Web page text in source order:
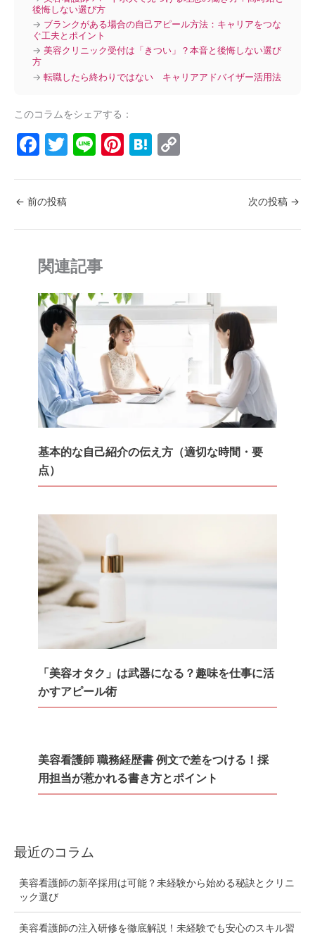
後悔しない選び方
→ ブランクがある場合の自己アピール方法：キャリアをつな
ぐ工夫とポイント
→ 美容クリニック受付は「きつい」？本音と後悔しない選び
方
→ 転職したら終わりではない キャリアアドバイザー活用法
このコラムをシェアする：
F
c
e
b
o
o
k
T
Li Pi
st
H
a Li
← 前の投稿 次の投稿 →
関連記事
基本的な自己紹介の伝え方（適切な時間・要
点）
「美容オタク」は武器になる？趣味を仕事に活
かすアピール術
美容看護師 職務経歴書 例文で差をつける！採
用担当が惹かれる書き方とポイント
最近のコラム
美容看護師の新卒採用は可能？未経験から始める秘訣とクリニ
ック選び
美容看護師の注入研修を徹底解説！未経験でも安心のスキル習